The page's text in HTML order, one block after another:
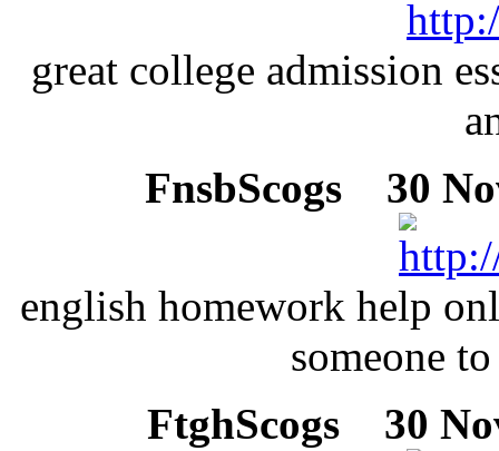
great college admission
FnsbScogs
30
english homework help
someone
FtghScogs
30